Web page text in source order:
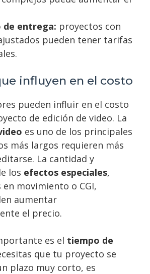
de entrega: proyectos con
pueden tener tarifas
influyen en el costo
pueden influir en el costo
de edición de video. La
es uno de los principales
más largos requieren más
La cantidad y
los efectos especiales,
movimiento o CGI,
aumentar
el precio.
es el tiempo de
que tu proyecto se
plazo muy corto, es